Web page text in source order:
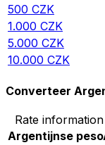
500 CZK
1.000 CZK
5.000 CZK
10.000 CZK
Converteer
Rate
Argentijnse peso